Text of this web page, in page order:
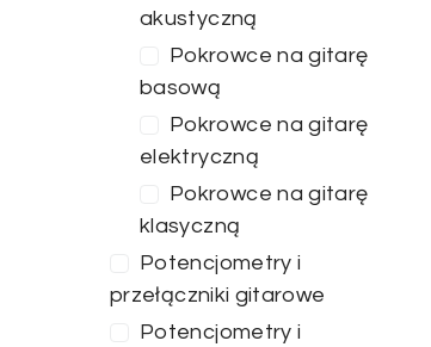
akustyczną
Pokrowce na gitarę
basową
Pokrowce na gitarę
elektryczną
Pokrowce na gitarę
klasyczną
Potencjometry i
przełączniki gitarowe
Potencjometry i